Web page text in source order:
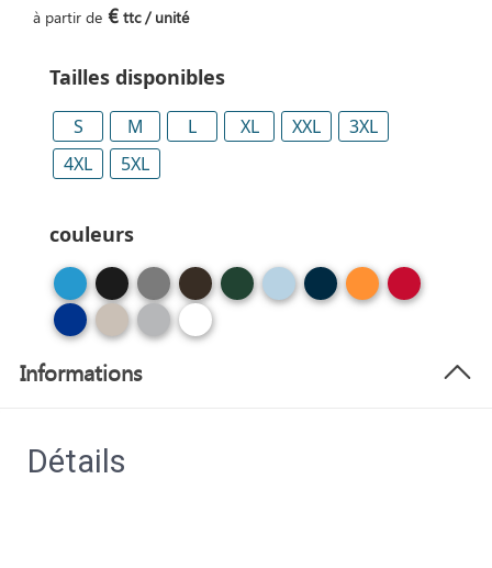
à partir de € ttc / unité
Tailles disponibles
S M L XL XXL
3XL
4XL
5XL
couleurs
Informations
Détails